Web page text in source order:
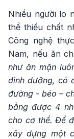
Nhiều người lo
thể thiếu chất
Công nghệ
Nam, nếu ăn
như ăn mặn
dinh dưỡng, có
đường - béo –
bằng được 4
cho cơ thể. Để
xây dựng một